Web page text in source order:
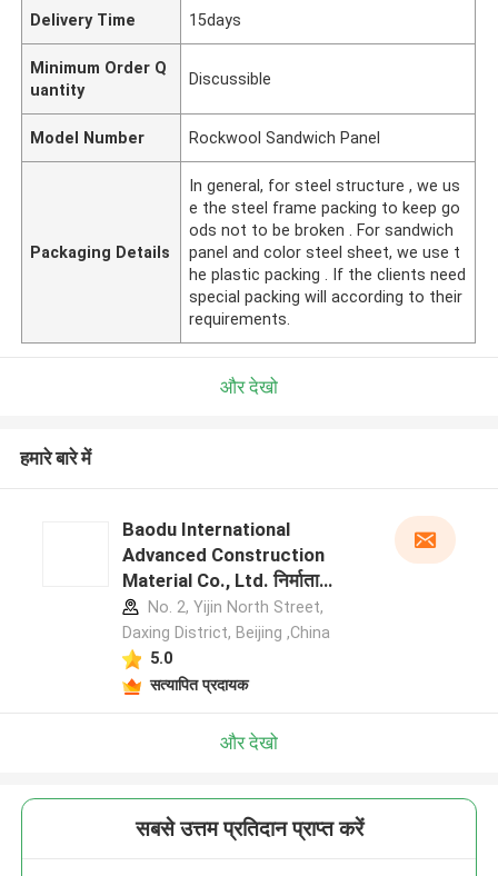
Delivery Time 15days
Minimum Order Q
uantity
Discussible
Model Number Rockwool Sandwich Panel
Packaging Details
In general, for steel structure , we us
e the steel frame packing to keep go
ods not to be broken . For sandwich
panel and color steel sheet, we use t
he plastic packing . If the clients need
special packing will according to their
requirements.
और देखो
हमारे बारे में
Baodu International
Advanced Construction
Material Co., Ltd. निर्माता
प्रोफ़ाइलNo. 2, Yijin North Street,
Daxing District, Beijing ,China
5.0
सत्यापित प्रदायक
और देखो
सबसे उत्तम प्रतिदान प्राप्त करें